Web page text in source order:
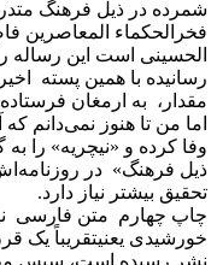
شمرده در ذیل فرهنگ
فخرالحکماء المعاصرین
الحسینی است این رساله
رسانیده با همین پسته
مقدار، به ارمغان
اما من تا هنوز نمی‌دانم
وفا کرده و «نیچریه» را
ذیل فرهنگ» در
تحقیق بیشتر نیاز دارد.
خورشیدی یعنیتقریباً یک
نشر رسیده است، سپس